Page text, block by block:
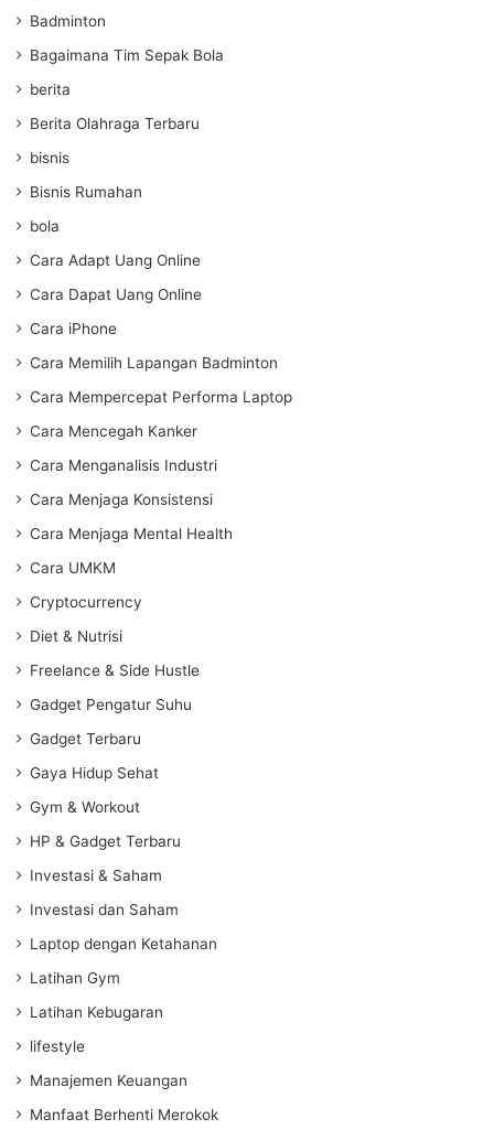
Badminton
Bagaimana Tim Sepak Bola
berita
Berita Olahraga Terbaru
bisnis
Bisnis Rumahan
bola
Cara Adapt Uang Online
Cara Dapat Uang Online
Cara iPhone
Cara Memilih Lapangan Badminton
Cara Mempercepat Performa Laptop
Cara Mencegah Kanker
Cara Menganalisis Industri
Cara Menjaga Konsistensi
Cara Menjaga Mental Health
Cara UMKM
Cryptocurrency
Diet & Nutrisi
Freelance & Side Hustle
Gadget Pengatur Suhu
Gadget Terbaru
Gaya Hidup Sehat
Gym & Workout
HP & Gadget Terbaru
Investasi & Saham
Investasi dan Saham
Laptop dengan Ketahanan
Latihan Gym
Latihan Kebugaran
lifestyle
Manajemen Keuangan
Manfaat Berhenti Merokok